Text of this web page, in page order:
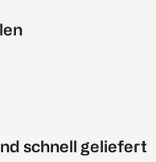
schnell geliefert